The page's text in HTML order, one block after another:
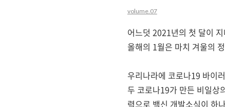
volume.07
어느덧 2021년의 첫 달이
올해의 1월은 마치 겨울의
우리나라에 코로나19 바이
두 코로나19가 만든 비일상
력으로 백신 개발소식이 하